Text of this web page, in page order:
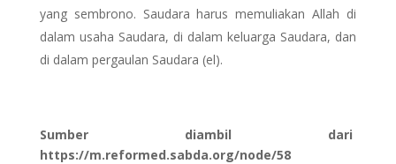
yang sembrono. Saudara harus memuliakan Allah di
dalam usaha Saudara, di dalam keluarga Saudara, dan
di dalam pergaulan Saudara (el).
Sumber diambil dari
https://m.reformed.sabda.org/node/58